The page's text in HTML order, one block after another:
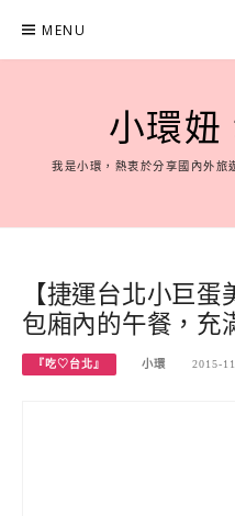
content
MENU
小環妞
我是小環，熱衷於分享國內外旅
【捷運台北小巨
包廂內的午餐，充
『吃♡台北』 小環 2015-